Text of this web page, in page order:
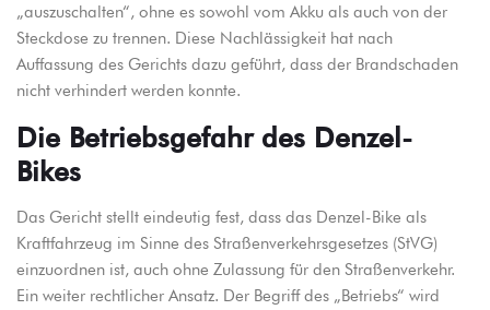
„auszuschalten“, ohne es sowohl vom Akku als auch von der
Steckdose zu trennen. Diese Nachlässigkeit hat nach
Auffassung des Gerichts dazu geführt, dass der Brandschaden
nicht verhindert werden konnte.
Die Betriebsgefahr des Denzel-
Bikes
Das Gericht stellt eindeutig fest, dass das Denzel-Bike als
Kraftfahrzeug im Sinne des Straßenverkehrsgesetzes (StVG)
einzuordnen ist, auch ohne Zulassung für den Straßenverkehr.
Ein weiter rechtlicher Ansatz. Der Begriff des „Betriebs“ wird